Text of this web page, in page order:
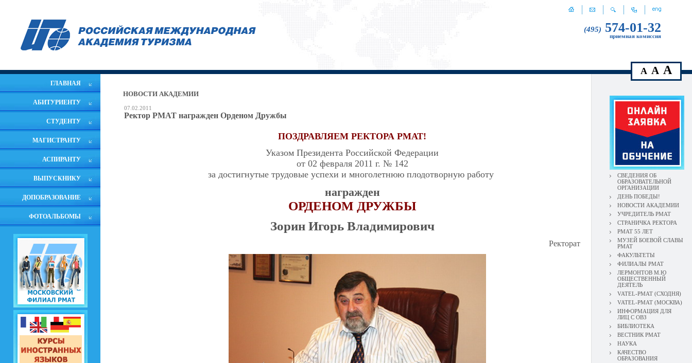
(495) 574-01-32
приемная комиссия
ГЛАВНАЯ
АБИТУРИЕНТУ
СТУДЕНТУ
МАГИСТРАНТУ
АСПИРАНТУ
ВЫПУСКНИКУ
ДОПОБРАЗОВАНИЕ
ФОТОАЛЬБОМЫ
A A A
НОВОСТИ АКАДЕМИИ
07.02.2011
Ректор РМАТ награжден Орденом Дружбы
ПОЗДРАВЛЯЕМ РЕКТОРА РМАТ!
Указом Президента Российской Федерации
от 02 февраля 2011 г. № 142
за достигнутые трудовые успехи и многолетнюю плодотворную работу
награжден
ОРДЕНОМ ДРУЖБЫ
Зорин Игорь Владимирович
Ректорат
СВЕДЕНИЯ ОБ
ОБРАЗОВАТЕЛЬНОЙ
ОРГАНИЗАЦИИ
ДЕНЬ ПОБЕДЫ!
НОВОСТИ АКАДЕМИИ
УЧРЕДИТЕЛЬ РМАТ
СТРАНИЧКА РЕКТОРА
РМАТ 55 ЛЕТ
МУЗЕЙ БОЕВОЙ СЛАВЫ
РМАТ
ФАКУЛЬТЕТЫ
ФИЛИАЛЫ РМАТ
ЛЕРМОНТОВ М.Ю
ОБЩЕСТВЕННЫЙ
ДЕЯТЕЛЬ
VATEL-РМАТ (СХОДНЯ)
VATEL-РМАТ (МОСКВА)
ИНФОРМАЦИЯ ДЛЯ
ЛИЦ С ОВЗ
БИБЛИОТЕКА
ВЕСТНИК РМАТ
НАУКА
КАЧЕСТВО
ОБРАЗОВАНИЯ